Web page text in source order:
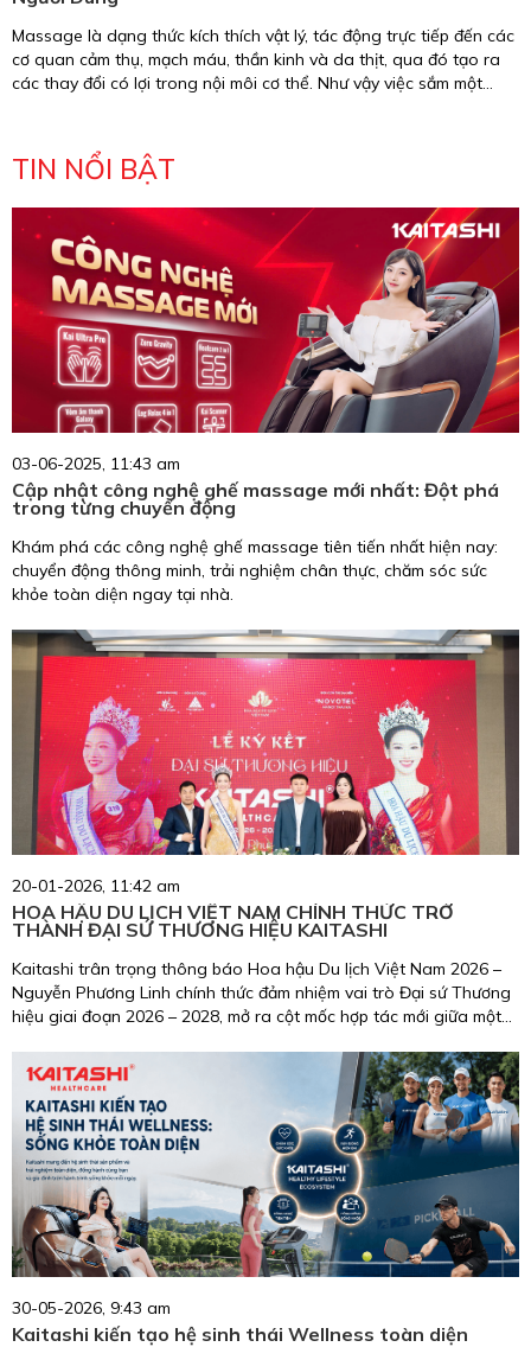
Massage là dạng thức kích thích vật lý, tác động trực tiếp đến các
cơ quan cảm thụ, mạch máu, thần kinh và da thịt, qua đó tạo ra
các thay đổi có lợi trong nội môi cơ thể. Như vậy việc sắm một
thống. Vậy ghế massage có tốt không? tốt đến mức nào? Hãy
cùng tìm hiểu câu trả lời thông qua bài viết “8 công dụng của ghế
TIN NỔI BẬT
03-06-2025, 11:43 am
Cập nhật công nghệ ghế massage mới nhất: Đột phá
trong từng chuyển động
Khám phá các công nghệ ghế massage tiên tiến nhất hiện nay:
chuyển động thông minh, trải nghiệm chân thực, chăm sóc sức
khỏe toàn diện ngay tại nhà.
20-01-2026, 11:42 am
HOA HẬU DU LỊCH VIỆT NAM CHÍNH THỨC TRỞ
THÀNH ĐẠI SỨ THƯƠNG HIỆU KAITASHI
Kaitashi trân trọng thông báo Hoa hậu Du lịch Việt Nam 2026 –
Nguyễn Phương Linh chính thức đảm nhiệm vai trò Đại sứ Thương
hiệu giai đoạn 2026 – 2028, mở ra cột mốc hợp tác mới giữa một
thương hiệu chăm sóc sức khỏe uy tín tại Việt Nam.
30-05-2026, 9:43 am
Kaitashi kiến tạo hệ sinh thái Wellness toàn diện